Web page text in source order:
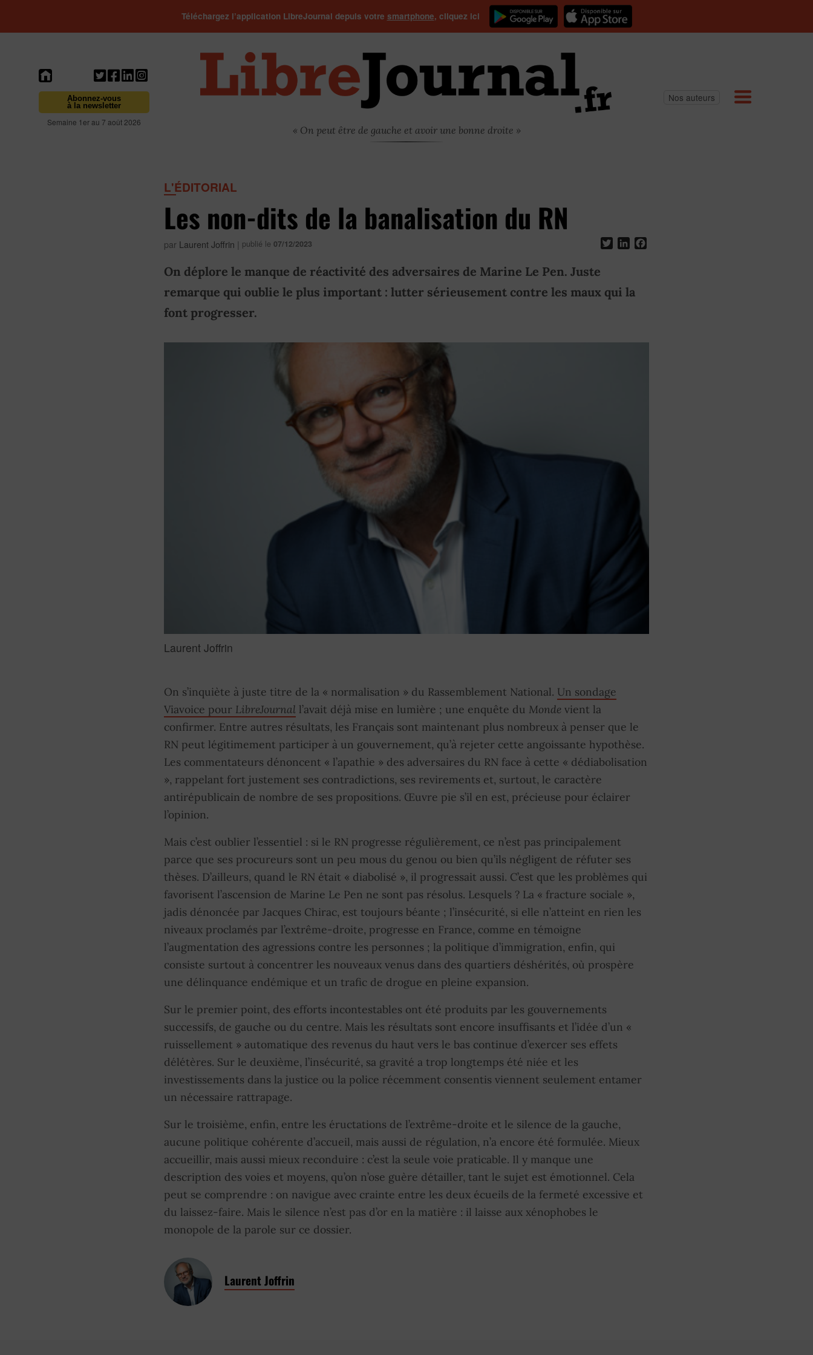
Téléchargez l’application LibreJournal depuis votre smartphone, cliquez ici
Abonnez-vous
à la newsletter
Semaine 1er au 7 août 2026
« On peut être de gauche et avoir une bonne droite »
Nos auteurs
L'ÉDITORIAL
Les non-dits de la banalisation du RN
par Laurent Joffrin | publié le 07/12/2023 TwitterLinkedIn
On déplore le manque de réactivité des adversaires de Marine Le Pen. Juste
remarque qui oublie le plus important : lutter sérieusement contre les maux qui la
font progresser.
Laurent Joffrin
On s’inquiète à juste titre de la « normalisation » du Rassemblement National. Un sondage
Viavoice pour LibreJournall’avait déjà mise en lumière ; une enquête du Monde vient la
confirmer. Entre autres résultats, les Français sont maintenant plus nombreux à penser que le
RN peut légitimement participer à un gouvernement, qu’à rejeter cette angoissante hypothèse.
Les commentateurs dénoncent « l’apathie » des adversaires du RN face à cette « dédiabolisation
», rappelant fort justement ses contradictions, ses revirements et, surtout, le caractère
antirépublicain de nombre de ses propositions. Œuvre pie s’il en est, précieuse pour éclairer
l’opinion.
Mais c’est oublier l’essentiel : si le RN progresse régulièrement, ce n’est pas principalement
parce que ses procureurs sont un peu mous du genou ou bien qu’ils négligent de réfuter ses
thèses. D’ailleurs, quand le RN était « diabolisé », il progressait aussi. C’est que les problèmes qui
favorisent l’ascension de Marine Le Pen ne sont pas résolus. Lesquels ? La « fracture sociale »,
jadis dénoncée par Jacques Chirac, est toujours béante ; l’insécurité, si elle n’atteint en rien les
niveaux proclamés par l’extrême-droite, progresse en France, comme en témoigne
l’augmentation des agressions contre les personnes ; la politique d’immigration, enfin, qui
consiste surtout à concentrer les nouveaux venus dans des quartiers déshérités, où prospère
une délinquance endémique et un trafic de drogue en pleine expansion.
Sur le premier point, des efforts incontestables ont été produits par les gouvernements
successifs, de gauche ou du centre. Mais les résultats sont encore insuffisants et l’idée d’un «
ruissellement » automatique des revenus du haut vers le bas continue d’exercer ses effets
délétères. Sur le deuxième, l’insécurité, sa gravité a trop longtemps été niée et les
investissements dans la justice ou la police récemment consentis viennent seulement entamer
un nécessaire rattrapage.
Sur le troisième, enfin, entre les éructations de l’extrême-droite et le silence de la gauche,
aucune politique cohérente d’accueil, mais aussi de régulation, n’a encore été formulée. Mieux
accueillir, mais aussi mieux reconduire : c’est la seule voie praticable. Il y manque une
description des voies et moyens, qu’on n’ose guère détailler, tant le sujet est émotionnel. Cela
peut se comprendre : on navigue avec crainte entre les deux écueils de la fermeté excessive et
du laissez-faire. Mais le silence n’est pas d’or en la matière : il laisse aux xénophobes le
monopole de la parole sur ce dossier.
Laurent Joffrin